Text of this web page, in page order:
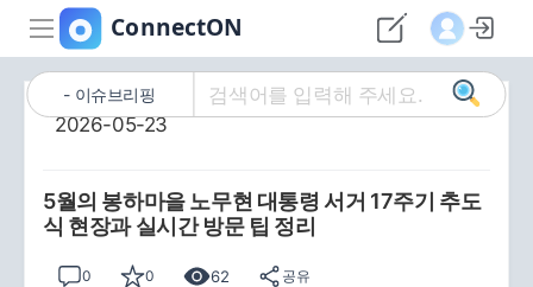
이슈브리핑
2026-05-23
5월의 봉하마을 노무현 대통령 서거 17주기 추도
식 현장과 실시간 방문 팁 정리
0 0 62 공유